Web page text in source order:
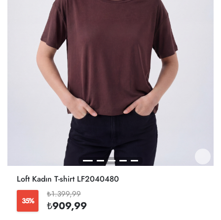
Loft Kadın T-shirt LF2040480
35%
₺1.399,99
₺909,99